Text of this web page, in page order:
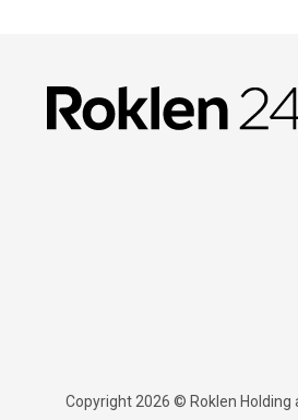
Copyright 2026 © Roklen